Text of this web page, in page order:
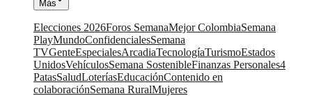
Más
Elecciones 2026Foros SemanaMejor ColombiaSemana
PlayMundoConfidencialesSemana
TVGenteEspecialesArcadiaTecnologíaTurismoEstados
UnidosVehículosSemana SostenibleFinanzas Personales4
PatasSaludLoteríasEducaciónContenido en
colaboraciónSemana RuralMujeres